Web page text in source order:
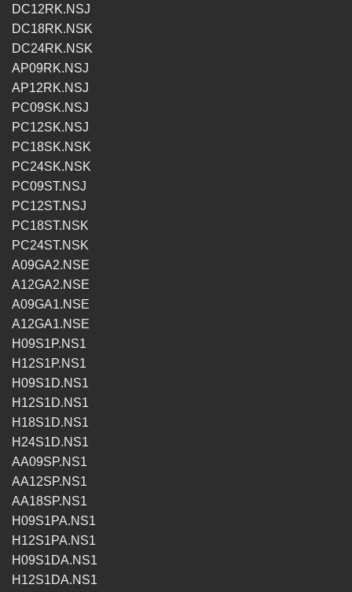
DC12RK.NSJ
DC18RK.NSK
DC24RK.NSK
AP09RK.NSJ
AP12RK.NSJ
PC09SK.NSJ
PC12SK.NSJ
PC18SK.NSK
PC24SK.NSK
PC09ST.NSJ
PC12ST.NSJ
PC18ST.NSK
PC24ST.NSK
A09GA2.NSE
A12GA2.NSE
A09GA1.NSE
A12GA1.NSE
H09S1P.NS1
H12S1P.NS1
H09S1D.NS1
H12S1D.NS1
H18S1D.NS1
H24S1D.NS1
AA09SP.NS1
AA12SP.NS1
AA18SP.NS1
H09S1PA.NS1
H12S1PA.NS1
H09S1DA.NS1
H12S1DA.NS1